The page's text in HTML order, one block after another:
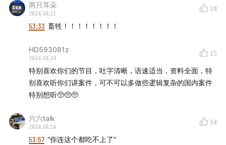
【🎵 背景音乐】
Gloomy Galvanized - 明日之后 印象即兴
网易游戏 - 营地野外配乐
两只耳朵
2024.10.21
18
53:33 畜牲！！！！！！！！
HD593081z
2024.10.24
15
特别喜欢你们的节目，吐字清晰，语速适当，资料全面，特
别喜欢听你们讲案件，可不可以多做些逻辑复杂的国内案件
特别想听🥺🥺🥺
六六talk
2024.10.24
14
53:57 “你连这个都吃不上了”